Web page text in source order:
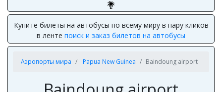
Купите билеты на автобусы по всему миру в пару кликов
в ленте поиск и заказ билетов на автобусы
Аэропорты мира Papua New Guinea Baindoung airport